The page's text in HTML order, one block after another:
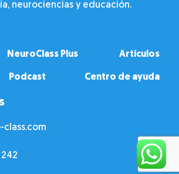
neurociencias y educación.
NeuroClass Plus Artículos
Podcast Centro de ayuda
class.com